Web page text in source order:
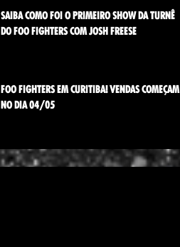
SAIBA COMO FOI O PRIMEIRO SHOW DA TURNÊ
DO FOO FIGHTERS COM JOSH FREESE
FOO FIGHTERS EM CURITIBA! VENDAS COMEÇAM
NO DIA 04/05